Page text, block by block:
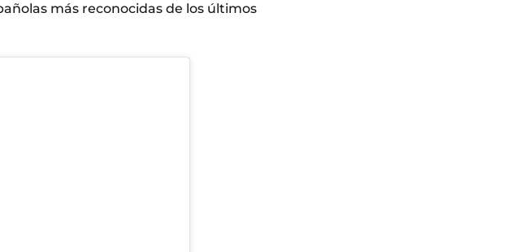
más reconocidas de los últimos